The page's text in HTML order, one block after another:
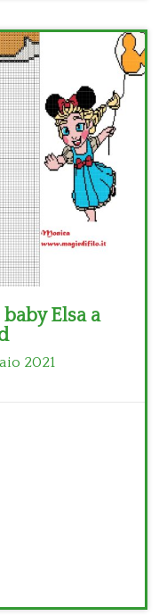
Elsa a
2021